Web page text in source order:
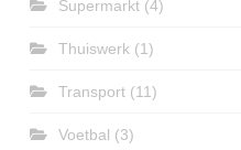
Supermarkt (4)
Thuiswerk (1)
Transport (11)
Voetbal (3)